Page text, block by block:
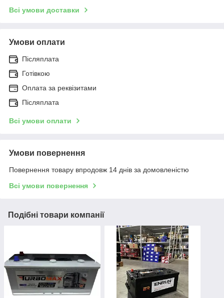
Всі умови доставки
Умови оплати
Післяплата
Готівкою
Оплата за реквізитами
Післяплата
Всі умови оплати
Умови повернення
Повернення товару впродовж 14 днів за домовленістю
Всі умови повернення
Подібні товари компанії